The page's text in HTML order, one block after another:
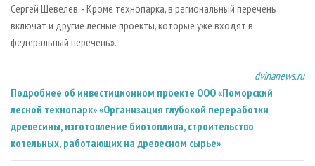
Сергей Шевелев. - Кроме технопарка, в региональный перечень
включат и другие лесные проекты, которые уже входят в
федеральный перечень».
dvinanews.ru
Подробнее об инвестиционном проекте ООО «Поморский
лесной технопарк» «Организация глубокой переработки
древесины, изготовление биотоплива, строительство
котельных, работающих на древесном сырье»